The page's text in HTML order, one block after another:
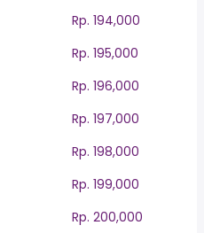
Rp. 194,000
Rp. 195,000
Rp. 196,000
Rp. 197,000
Rp. 198,000
Rp. 199,000
Rp. 200,000